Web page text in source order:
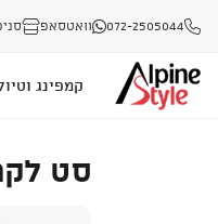
072-2505044 וואטסאפ
קמפינג
סט